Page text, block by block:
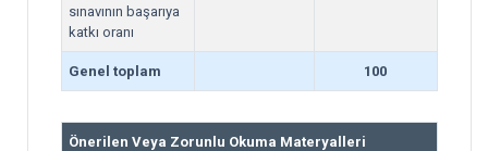
sınavının başarıya
katkı oranı
Genel toplam 100
Önerilen Veya Zorunlu Okuma Materyalleri